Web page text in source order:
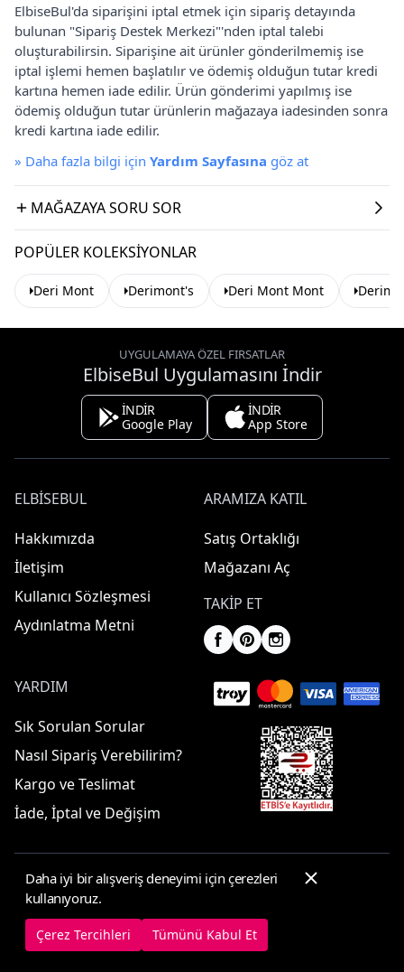
ElbiseBul'da siparişini iptal etmek için sipariş detayında
bulunan "Sipariş Destek Merkezi"'nden iptal talebi
oluşturabilirsin. Siparişine ait ürünler gönderilmemiş ise
iptal işlemi hemen başlatılır ve ödemiş olduğun tutar kredi
kartına hemen iade edilir. Ürün gönderimi yapılmış ise
ödemiş olduğun tutar ürünlerin mağazaya iadesinden sonra
kredi kartına iade edilir.
» Daha fazla bilgi için Yardım Sayfasına göz at
MAĞAZAYA SORU SOR
POPÜLER KOLEKSIYONLAR
Deri Mont Derimont's Deri Mont Mont
UYGULAMAYA ÖZEL FIRSATLAR
ElbiseBul Uygulamasını İndir
İNDİR
Google Play
İNDİR
App Store
ELBISEBUL
Hakkımızda
İletişim
Kullanıcı Sözleşmesi
Aydınlatma Metni
ARAMIZA KATIL
Satış Ortaklığı
Mağazanı Aç
TAKIP ET
YARDIM
Sık Sorulan Sorular
Nasıl Sipariş Verebilirim?
Kargo ve Teslimat
İade, İptal ve Değişim
© 2025 ElbiseBul -
Çerez Tercihleri Çerez Politikası
Daha iyi bir alışveriş deneyimi için çerezleri
kullanıyoruz.
Çerez Tercihleri Tümünü Kabul Et